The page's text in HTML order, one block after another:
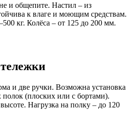
и общепите. Настил – из
к влаге и моющим средствам.
кг. Колёса – от 125 до 200 мм.
и две ручки. Возможна установка
полок (плоских или с бортами).
Нагрузка на полку – до 120